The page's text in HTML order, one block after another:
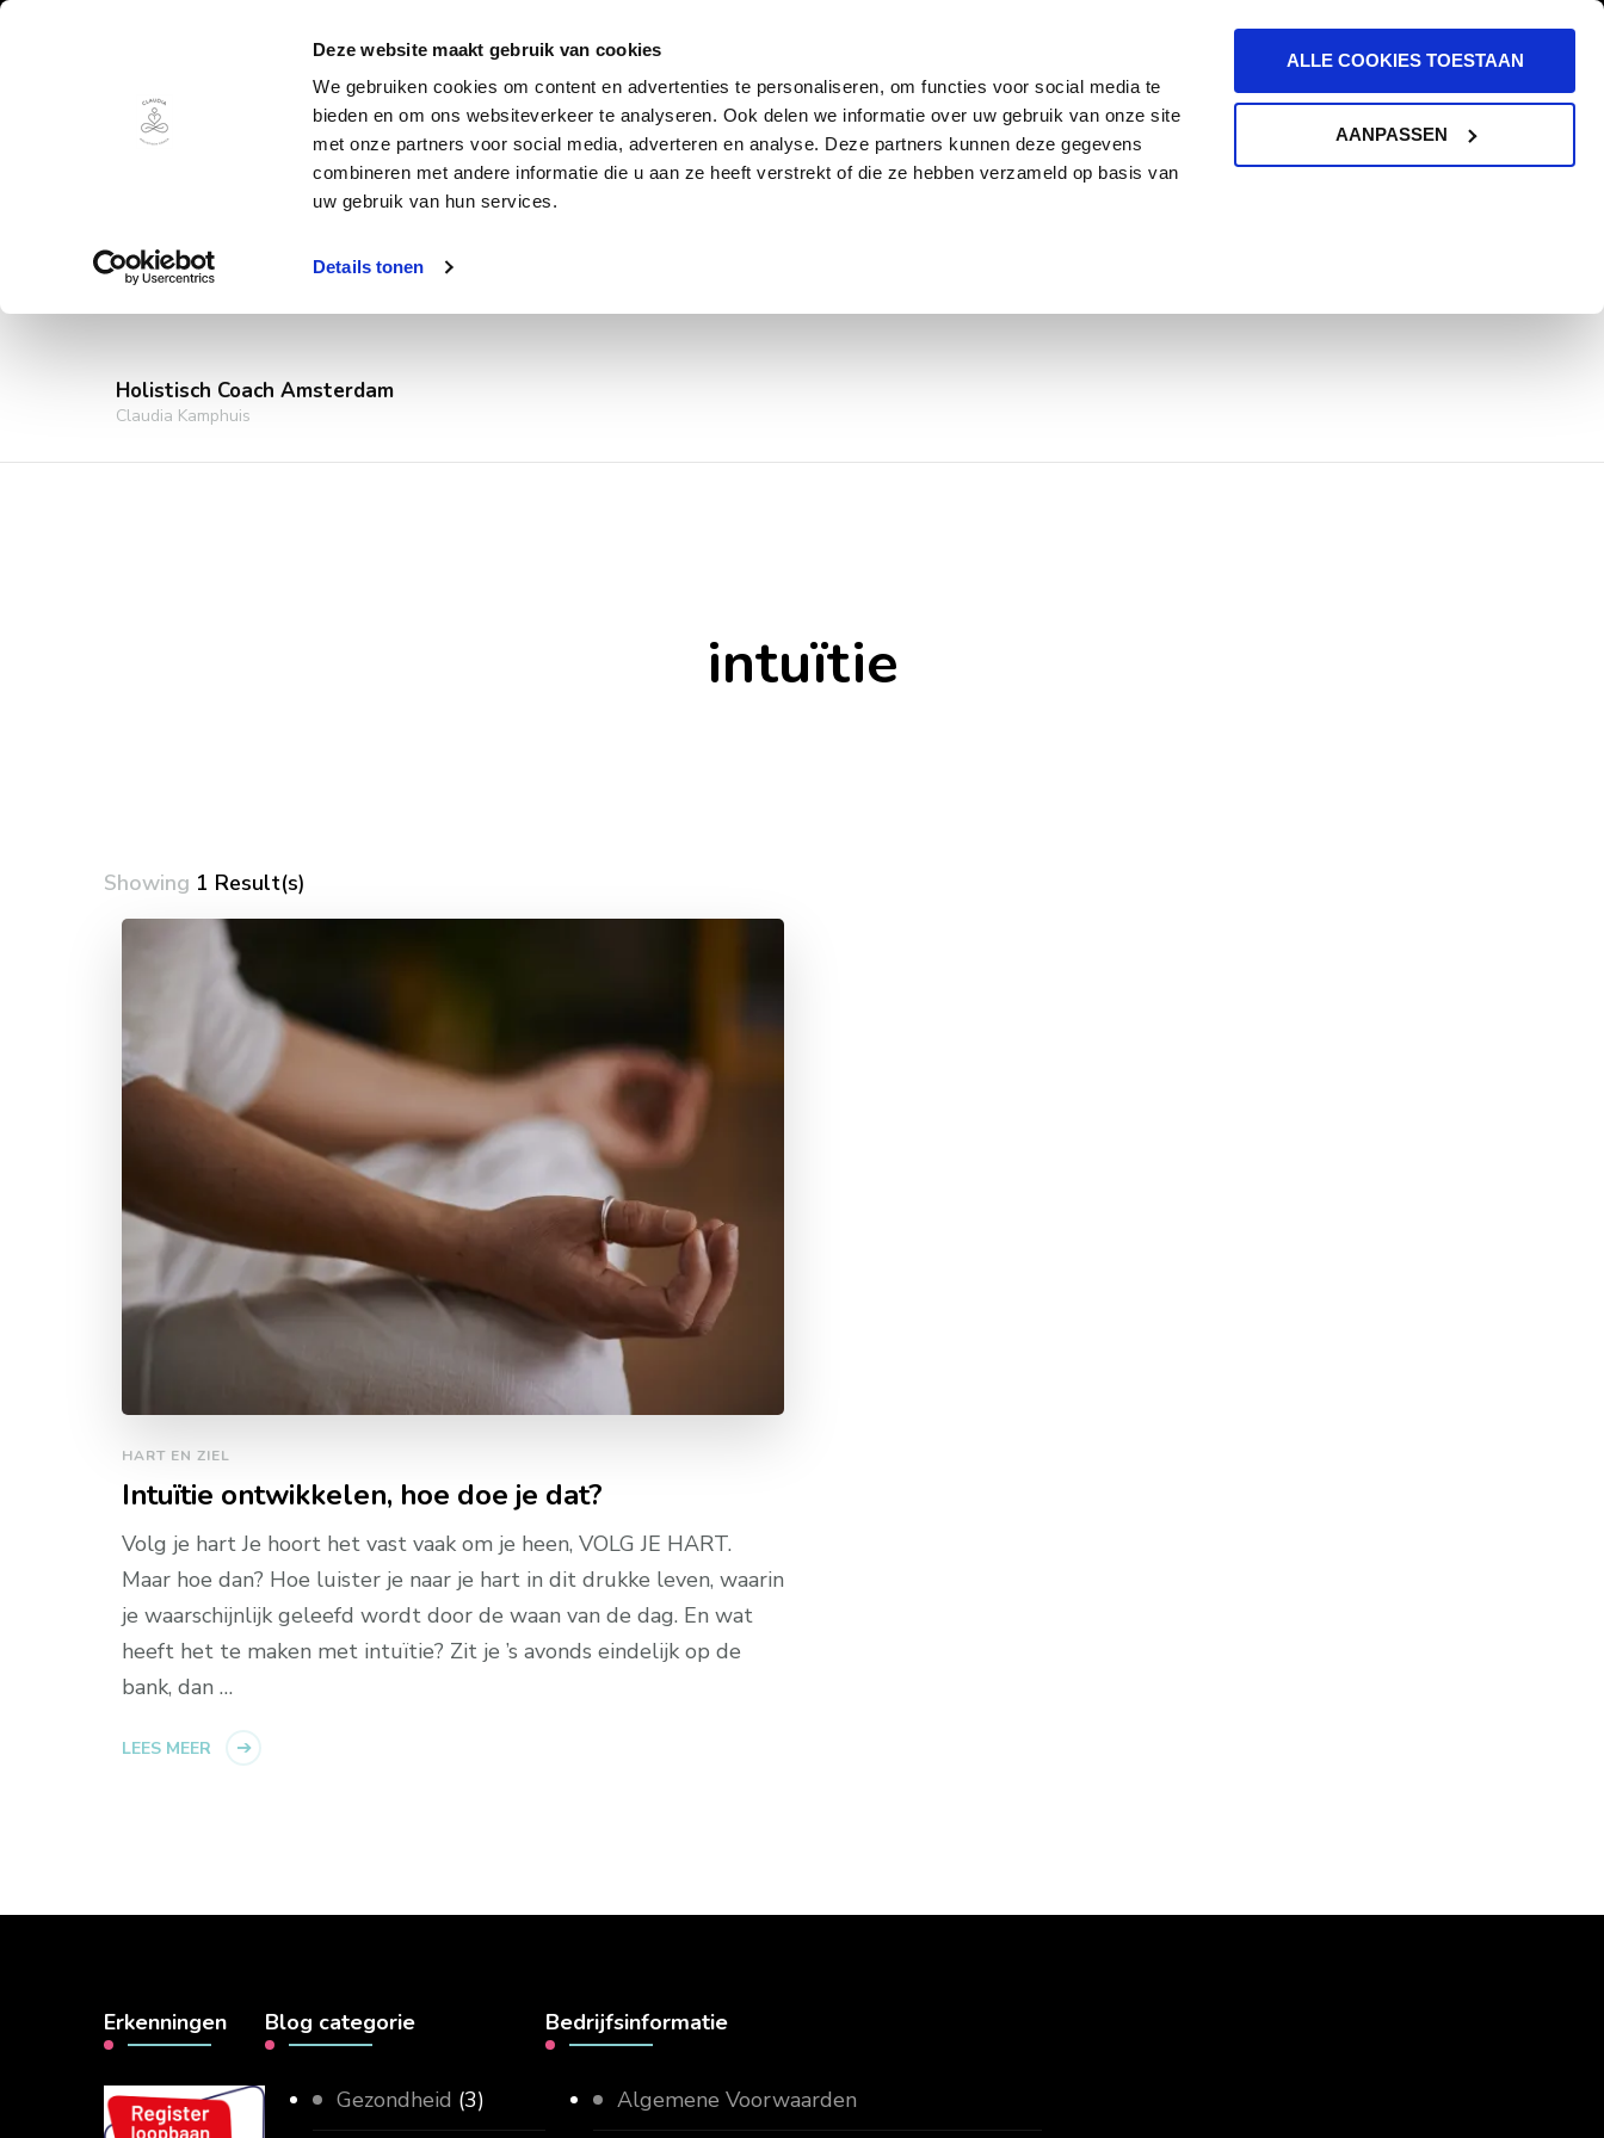
Deze website maakt gebruik van cookies
We gebruiken cookies om content en advertenties te personaliseren, om functies voor social media te
bieden en om ons websiteverkeer te analyseren. Ook delen we informatie over uw gebruik van onze site
met onze partners voor social media, adverteren en analyse. Deze partners kunnen deze gegevens
combineren met andere informatie die u aan ze heeft verstrekt of die ze hebben verzameld op basis van
uw gebruik van hun services.
Details tonen
ALLE COOKIES TOESTAAN
AANPASSEN
Holistisch Coach Amsterdam
Claudia Kamphuis
intuïtie
Showing 1 Result(s)
HART EN ZIEL
Intuïtie ontwikkelen, hoe doe je dat?
Volg je hart Je hoort het vast vaak om je heen, VOLG JE HART.
Maar hoe dan? Hoe luister je naar je hart in dit drukke leven, waarin
je waarschijnlijk geleefd wordt door de waan van de dag. En wat
heeft het te maken met intuïtie? Zit je ’s avonds eindelijk op de
bank, dan …
LEES MEER
Erkenningen Blog categorie
Gezondheid (3)
Bedrijfsinformatie
Algemene Voorwaarden